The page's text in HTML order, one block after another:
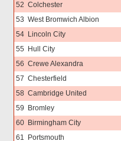
52 Colchester
53 West Bromwich Albion
54
Lincoln City
55
Hull City
56 Crewe Alexandra
57 Chesterfield
58 Cambridge United
59
Bromley
60
Birmingham City
61
Portsmouth